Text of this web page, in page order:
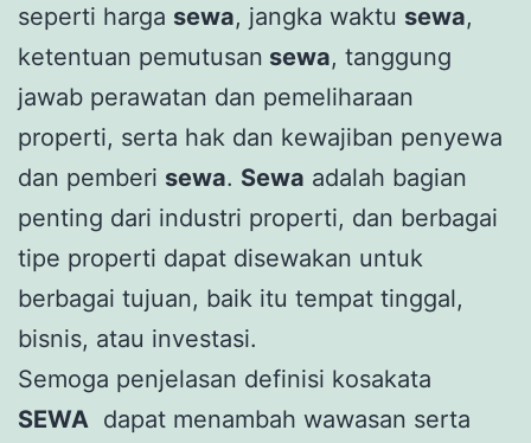
seperti harga sewa, jangka waktu sewa,
ketentuan pemutusan sewa, tanggung
jawab perawatan dan pemeliharaan
properti, serta hak dan kewajiban penyewa
dan pemberi sewa. Sewa adalah bagian
penting dari industri properti, dan berbagai
tipe properti dapat disewakan untuk
berbagai tujuan, baik itu tempat tinggal,
bisnis, atau investasi.
Semoga penjelasan definisi kosakata
SEWA dapat menambah wawasan serta